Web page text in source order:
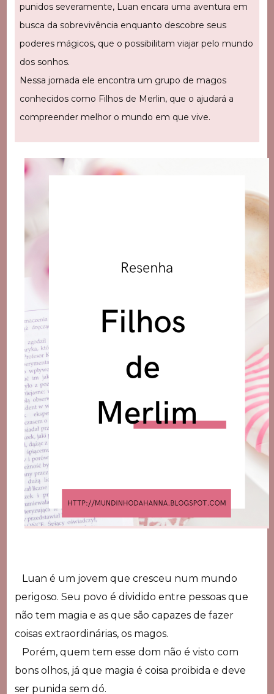
punidos severamente, Luan encara uma aventura em
busca da sobrevivência enquanto descobre seus
poderes mágicos, que o possibilitam viajar pelo mundo
dos sonhos.
Nessa jornada ele encontra um grupo de magos
conhecidos como Filhos de Merlin, que o ajudará a
compreender melhor o mundo em que vive.
Luan é um jovem que cresceu num mundo
perigoso. Seu povo é dividido entre pessoas que
não tem magia e as que são capazes de fazer
coisas extraordinárias, os magos.
Porém, quem tem esse dom não é visto com
bons olhos, já que magia é coisa proibida e deve
ser punida sem dó.